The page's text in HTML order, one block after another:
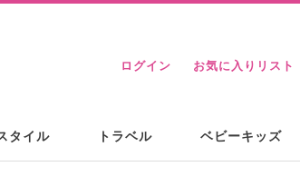
ログイン お気に入りリスト
タイル トラベル ベビーキッズ